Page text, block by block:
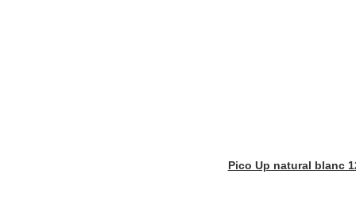
Pico Up natural blanc